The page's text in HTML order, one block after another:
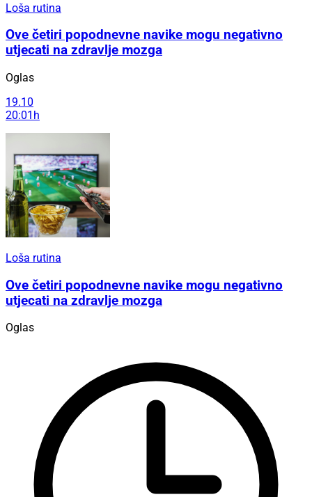
Loša rutina
Ove četiri popodnevne navike mogu negativno
utjecati na zdravlje mozga
Oglas
19.10
20:01h
Loša rutina
Ove četiri popodnevne navike mogu negativno
utjecati na zdravlje mozga
Oglas